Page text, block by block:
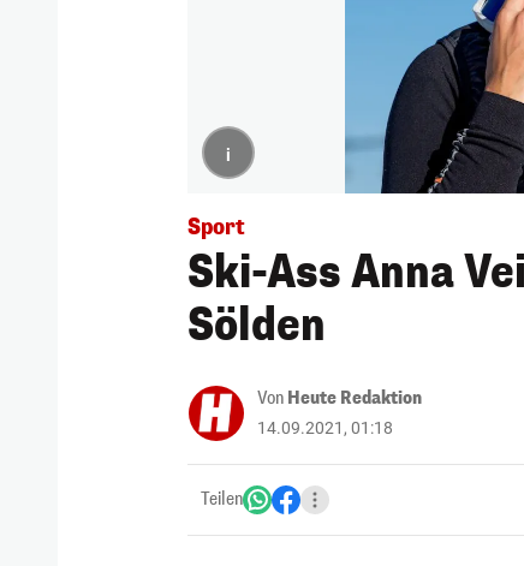
i
Sport
Ski-Ass Anna
Sölden
Von Heute Redaktion
14.09.2021, 01:18
Teilen